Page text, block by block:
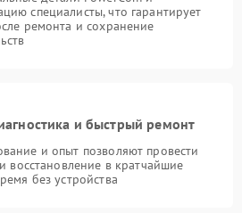
специалисты, что гарантирует
ремонта и сохранение
и быстрый ремонт
и опыт позволяют провести
восстановление в кратчайшие
без устройства